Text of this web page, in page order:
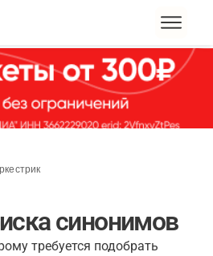
синонимов
требуется подобрать